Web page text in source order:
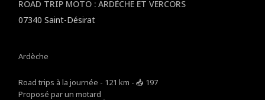
ROAD TRIP MOTO : ARDÈCHE ET VERCORS
07340 Saint-Désirat
Ardèche
Road trips à la journée - 121 km - 📥 197
Proposé par un motard